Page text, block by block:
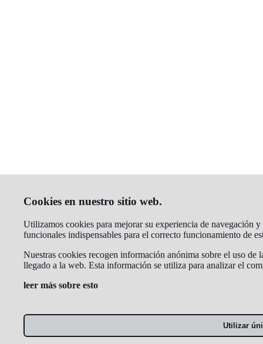
Cookies en nuestro sitio web.
Utilizamos cookies para mejorar su experiencia de navegación
funcionales indispensables para el correcto funcionamiento de
Nuestras cookies recogen información anónima sobre el uso de
llegado a la web. Esta información se utiliza para analizar el
leer más sobre esto
Utilizar